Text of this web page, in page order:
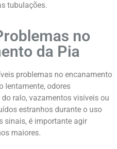
tubulações.
no
da Pia
problemas no encanamento
lentamente, odores
ralo, vazamentos visíveis ou
estranhos durante o uso
sinais, é importante agir
maiores.